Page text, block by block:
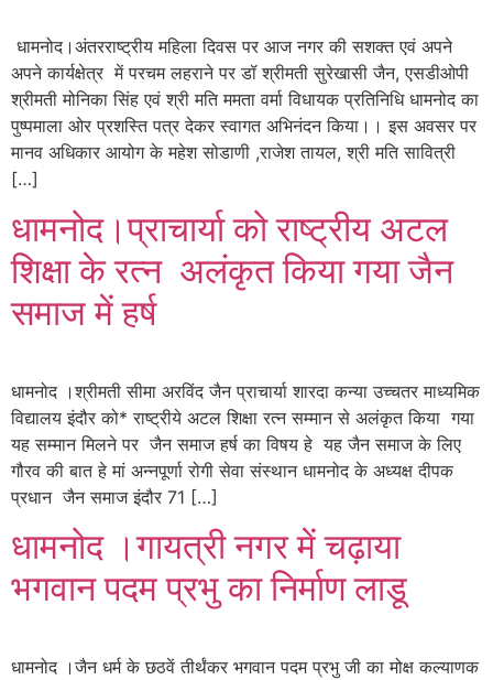
धामनोद।अंतरराष्ट्रीय महिला दिवस पर आज नगर की सशक्त एवं अपने
अपने कार्यक्षेत्र में परचम लहराने पर डॉ श्रीमती सुरेखासी जैन, एसडीओपी
श्रीमती मोनिका सिंह एवं श्री मति ममता वर्मा विधायक प्रतिनिधि धामनोद का
पुष्पमाला ओर प्रशस्ति पत्र देकर स्वागत अभिनंदन किया।। इस अवसर पर
मानव अधिकार आयोग के महेश सोडाणी ,राजेश तायल, श्री मति सावित्री
[…]
धामनोद।प्राचार्या को राष्ट्रीय अटल
शिक्षा के रत्न अलंकृत किया गया जैन
समाज में हर्ष
धामनोद ।श्रीमती सीमा अरविंद जैन प्राचार्या शारदा कन्या उच्चतर माध्यमिक
विद्यालय इंदौर को* राष्ट्रीये अटल शिक्षा रत्न सम्मान से अलंकृत किया गया
यह सम्मान मिलने पर जैन समाज हर्ष का विषय हे यह जैन समाज के लिए
गौरव की बात हे मां अन्नपूर्णा रोगी सेवा संस्थान धामनोद के अध्यक्ष दीपक
प्रधान जैन समाज इंदौर 71 […]
धामनोद ।गायत्री नगर में चढ़ाया
भगवान पदम प्रभु का निर्माण लाडू
धामनोद ।जैन धर्म के छठवें तीर्थंकर भगवान पदम प्रभु जी का मोक्ष कल्याणक